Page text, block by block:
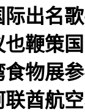
出名
鞭策
物展
酋航